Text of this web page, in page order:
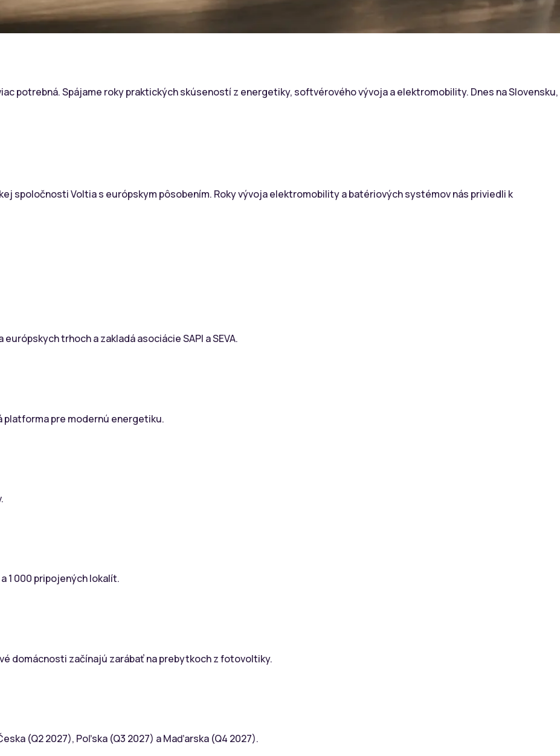
potrebná. Spájame roky praktických skúseností z energetiky, softvérového vývoja a elektromobility. Dnes na Slovensku,
spoločnosti Voltia s európskym pôsobením. Roky vývoja elektromobility a batériových systémov nás priviedli k
trhoch a zakladá asociácie SAPI a SEVA.
pre modernú energetiku.
1 000 pripojených lokalít.
domácnosti začínajú zarábať na prebytkoch z fotovoltiky.
(Q2 2027), Poľska (Q3 2027) a Maďarska (Q4 2027).